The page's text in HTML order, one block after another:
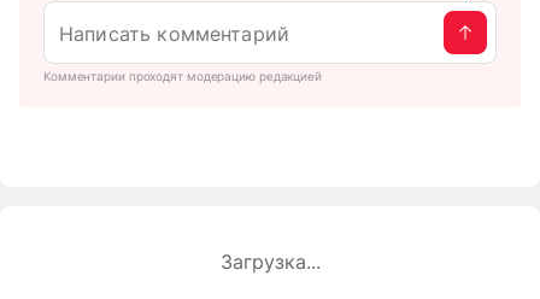
Комментарии проходят модерацию редакцией
Загрузка...